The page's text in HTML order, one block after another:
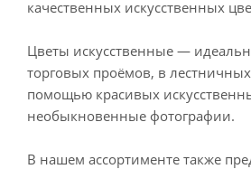
качественных искусственных
Цветы искусственные —
торговых проёмов, в
помощью красивых
необыкновенные фотографии.
В нашем ассортименте также